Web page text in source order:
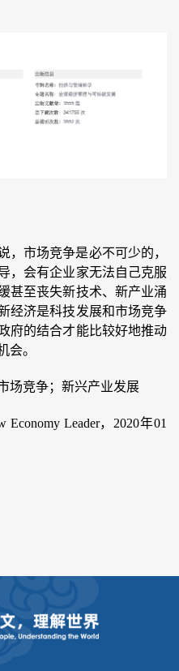
，市场竞争是必不可少的，
，会有企业家无法自己克服
甚至丧失新技术、新产业涌
经济是科技发展和市场竞争
府的结合才能比较好地推动
会。
场竞争；新兴产业发展
Economy Leader，2020年01